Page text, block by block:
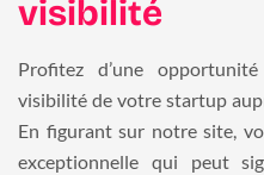
visibilité
Profitez d’une
visibilité de votre startup
En figurant sur notre site,
exceptionnelle qui peut